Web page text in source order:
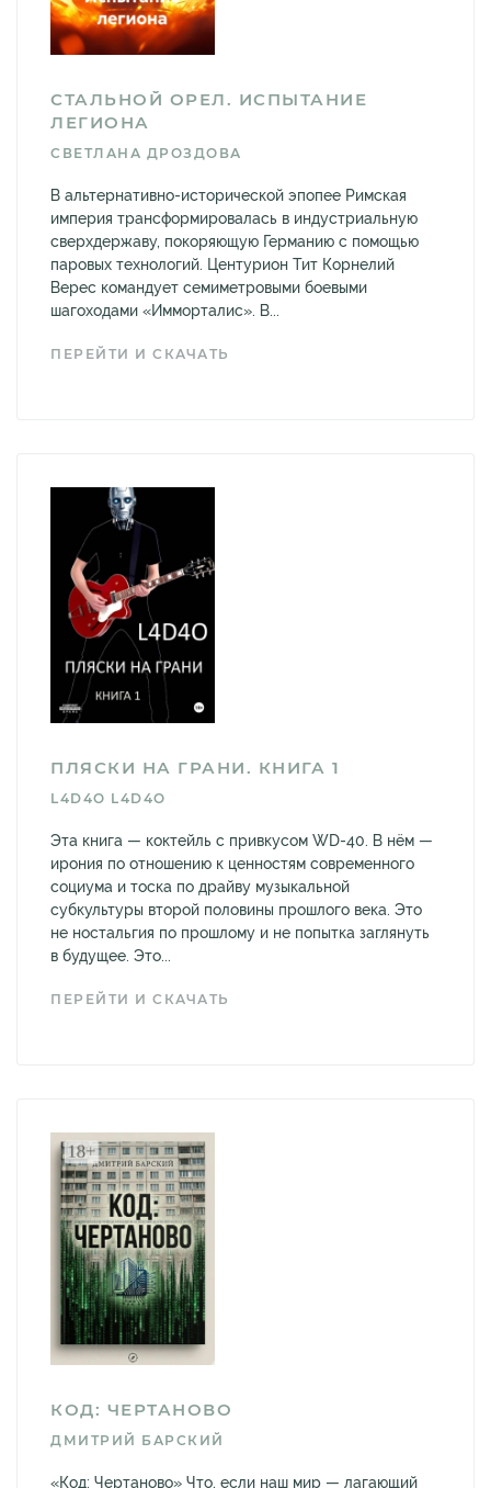
СТАЛЬНОЙ ОРЕЛ. ИСПЫТАНИЕ
ЛЕГИОНА
СВЕТЛАНА ДРОЗДОВА
В альтернативно-исторической эпопее Римская
империя трансформировалась в индустриальную
сверхдержаву, покоряющую Германию с помощью
паровых технологий. Центурион Тит Корнелий
Верес командует семиметровыми боевыми
шагоходами «Имморталис». В...
ПЕРЕЙТИ И СКАЧАТЬ
ПЛЯСКИ НА ГРАНИ. КНИГА 1
L4D4O L4D4O
Эта книга — коктейль с привкусом WD-40. В нём —
ирония по отношению к ценностям современного
социума и тоска по драйву музыкальной
субкультуры второй половины прошлого века. Это
не ностальгия по прошлому и не попытка заглянуть
в будущее. Это...
ПЕРЕЙТИ И СКАЧАТЬ
КОД: ЧЕРТАНОВО
ДМИТРИЙ БАРСКИЙ
«Код: Чертаново» Что, если наш мир — лагающий